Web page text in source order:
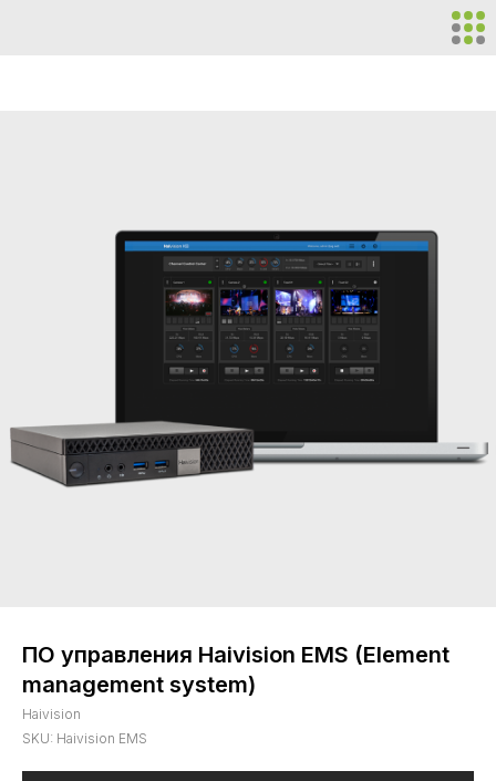
ПО управления Haivision EMS (Element
management system)
Haivision
SKU: Haivision EMS